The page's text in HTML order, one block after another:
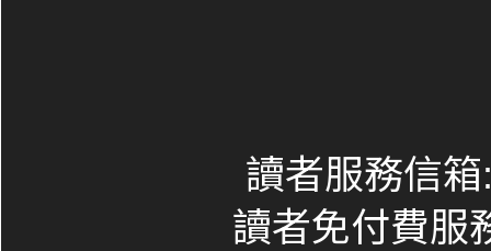
讀者服務信
讀者免付費服